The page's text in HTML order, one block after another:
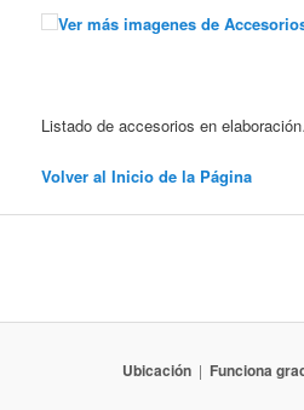
Ver más imagenes de
Listado de accesorios en
Volver al Inicio de la Página
Ubicación Funciona